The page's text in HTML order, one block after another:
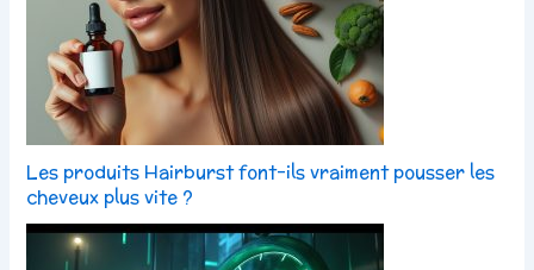
Les produits Hairburst font-ils vraiment pousser les
cheveux plus vite ?